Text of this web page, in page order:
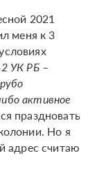
2021
меня к 3
УК РБ –
активное
праздновать
Но я
адрес считаю